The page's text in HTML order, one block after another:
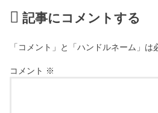
記事にコメントする
「コメント」と「ハンドルネーム」は
コメント ※